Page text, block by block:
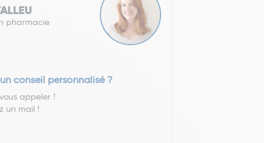
pharmacie
conseil personnalisé ?
appeler !
un mail !